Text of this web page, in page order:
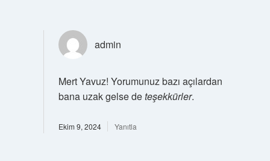
admin
Mert Yavuz! Yorumunuz bazı açılardan
bana uzak gelse deteşekkürler.
Ekim 9, 2024 Yanıtla